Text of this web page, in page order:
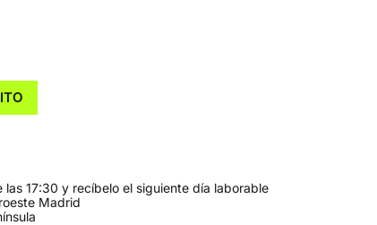
17:30 y recíbelo el siguiente día laborable
Madrid